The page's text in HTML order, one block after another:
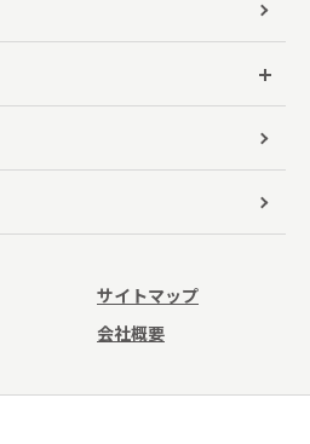
サイトマップ
会社概要